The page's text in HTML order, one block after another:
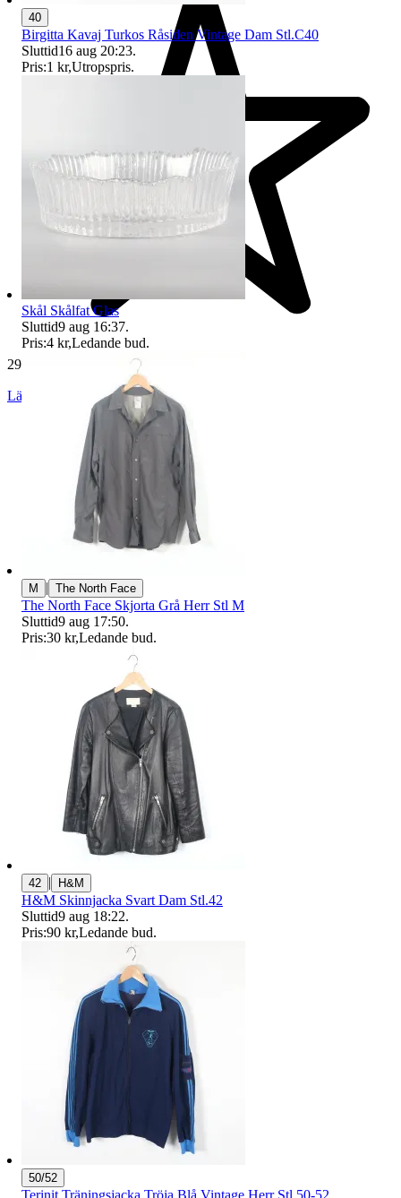
29 160 omdömen
Läs omdömen Följ
40
Birgitta Kavaj Turkos Råsiden Vintage Dam Stl.C40
Sluttid16 aug 20:23.
Pris:1 kr,Utropspris.
Skål Skålfat Glas
Sluttid9 aug 16:37.
Pris:4 kr,Ledande bud.
M | The North Face
The North Face Skjorta Grå Herr Stl M
Sluttid9 aug 17:50.
Pris:30 kr,Ledande bud.
42 | H&M
H&M Skinnjacka Svart Dam Stl.42
Sluttid9 aug 18:22.
Pris:90 kr,Ledande bud.
50/52